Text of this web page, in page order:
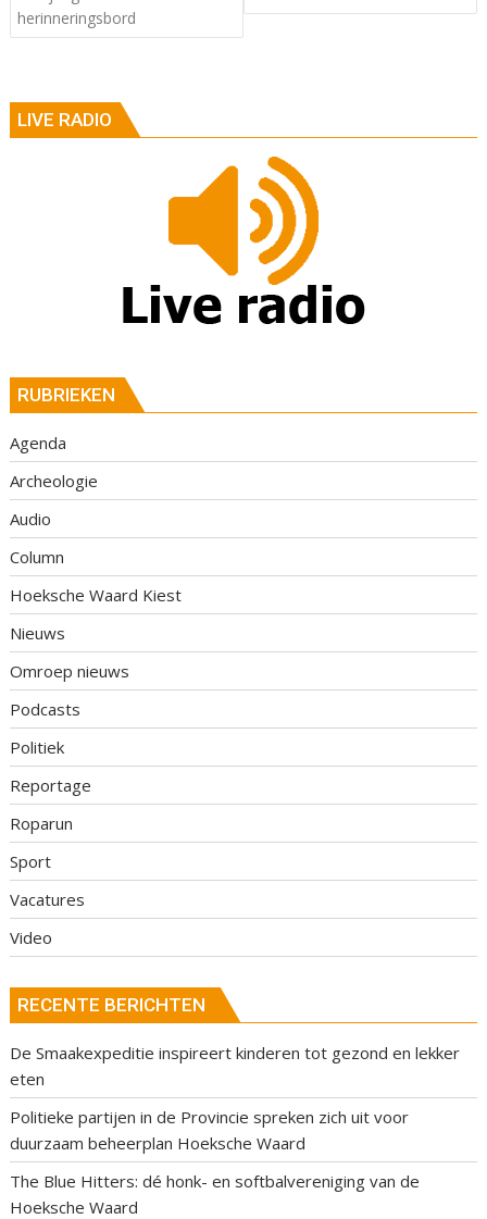
herinneringsbord
LIVE RADIO
RUBRIEKEN
Agenda
Archeologie
Audio
Column
Hoeksche Waard Kiest
Nieuws
Omroep nieuws
Podcasts
Politiek
Reportage
Roparun
Sport
Vacatures
Video
RECENTE BERICHTEN
De Smaakexpeditie inspireert kinderen tot gezond en lekker
eten
Politieke partijen in de Provincie spreken zich uit voor
duurzaam beheerplan Hoeksche Waard
The Blue Hitters: dé honk- en softbalvereniging van de
Hoeksche Waard